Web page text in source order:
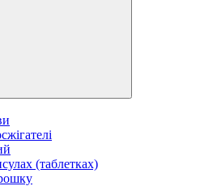
(таблетках)